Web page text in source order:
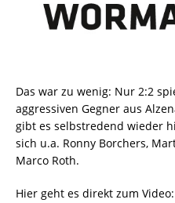
Das war zu wenig: Nur 2:2
aggressiven Gegner aus
gibt es selbstredend wieder
sich u.a. Ronny Borchers,
Marco Roth.
Hier geht es direkt zum Video: